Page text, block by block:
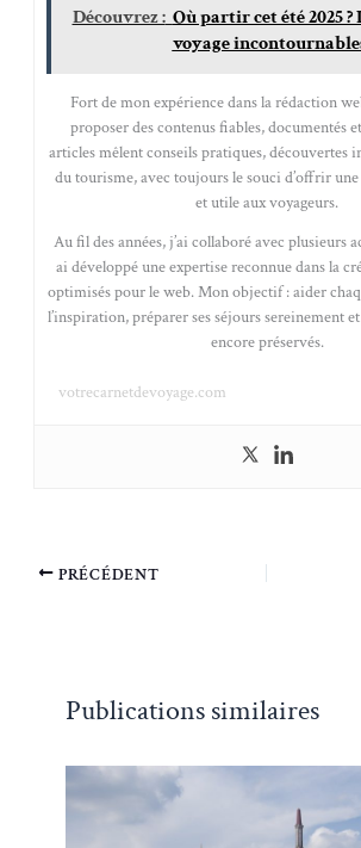
Découvrez : Où partir cet été 2025 ?
voyage
Fort de mon expérience dans la rédaction
proposer des contenus fiables, documentés
articles mêlent conseils pratiques, découvertes
du tourisme, avec toujours le souci d’offrir
et utile aux voyageurs.
Au fil des années, j’ai collaboré avec plusieurs
ai développé une expertise reconnue dans la
optimisés pour le web. Mon objectif : aider
l’inspiration, préparer ses séjours sereinement
encore préservés.
votrecarnetdevoyage.com
PRÉCÉDENT
Publications similaires